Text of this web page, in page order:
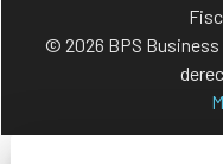
© 2026 BPS